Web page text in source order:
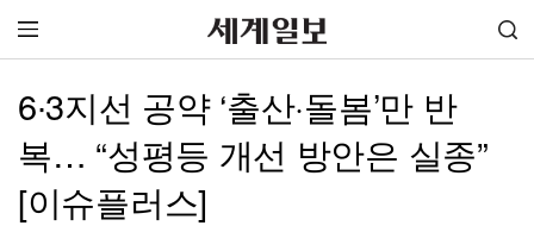
6∙3지선 공약 ‘출산·돌봄’만 반
복… “성평등 개선 방안은 실종”
[이슈플러스]